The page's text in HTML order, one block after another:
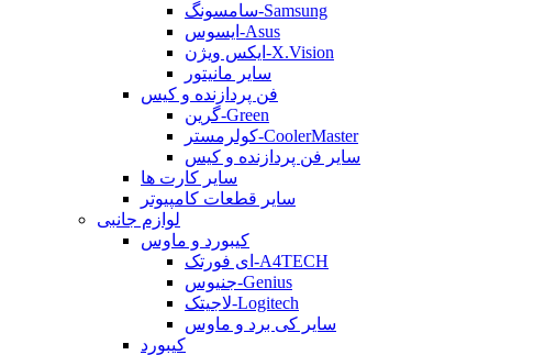
سامسونگ-Samsung
ایسوس-Asus
ایکس ویژن-X.Vision
سایر مانیتور
فن پردازنده و کیس
گرین-Green
کولرمستر-CoolerMaster
سایر فن پردازنده و کیس
سایر کارت ها
سایر قطعات کامپیوتر
لوازم جانبی
کیبورد و ماوس
ای فورتک-A4TECH
جنیوس-Genius
لاجیتک-Logitech
سایر کی برد و ماوس
کیبورد